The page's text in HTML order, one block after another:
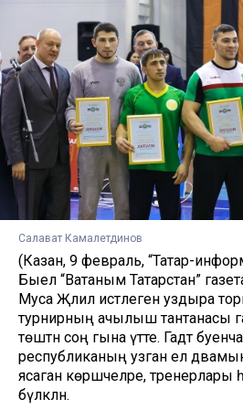
Салават Камалетдинов
(Казан, 9 февраль, “Татар-
Быел “Ватаным Татарстан”
Муса Җәлил истәлегенә уздыра
турнирның ачылыш тантанасы
төштән соң гына үтте. Гадәт
республиканың узган ел
ясаган көрәшчеләре, тренерлары
бүләкләнә.